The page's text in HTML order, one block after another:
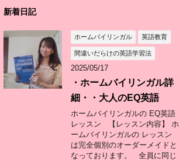
新着日記
ホームバイリンガル 英語教育
間違いだらけの英語学習法
2025/05/17
・ホームバイリンガル詳
細・・大人のEQ英語
ホームバイリンガルの EQ英語
レッスン 【レッスン内容】 ホ
ームバイリンガルの レッスン
は完全個別のオーダーメイドと
なっております。 全員に同じ